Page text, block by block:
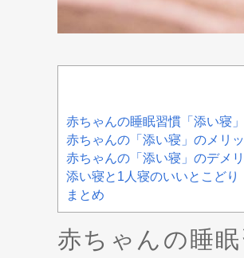
赤ちゃんの睡眠習慣「添い寝
赤ちゃんの「添い寝」のメリ
赤ちゃんの「添い寝」のデメ
添い寝と1人寝のいいとこどり
まとめ
赤ちゃんの睡